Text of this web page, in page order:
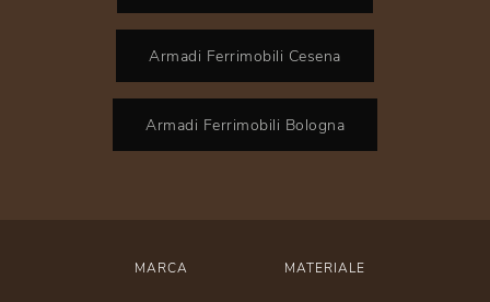
Armadi Ferrimobili Cesena
Armadi Ferrimobili Bologna
MARCA MATERIALE